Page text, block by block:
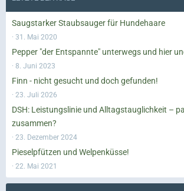
Saugstarker Staubsauger für Hundehaare
31. Mai 2020
Pepper "der Entspannte" unterwegs und hier
8. Juni 2023
Finn - nicht gesucht und doch gefunden!
23. Juli 2026
DSH: Leistungslinie und Alltagstauglichkeit –
zusammen?
23. Dezember 2024
Pieselpfützen und Welpenküsse!
22. Mai 2021